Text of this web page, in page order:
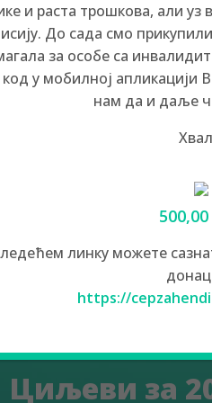
је побољшање квалитета
особе са инвалидитетом,
Циљеви за
и раста трошкова, али
До сада смо
за особе са
код у мобилној
нам да и даље
500,00
линку можете
https://